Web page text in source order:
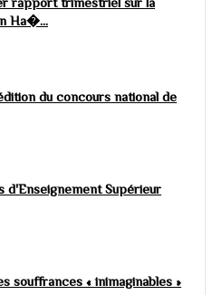
Ha�...
du concours national de
Supérieur
souffrances « inimaginables »